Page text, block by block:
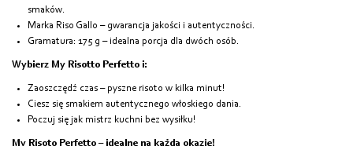
smaków.
Marka Riso Gallo – gwarancja jakości i autentyczności.
Gramatura: 175 g – idealna porcja dla dwóch osób.
Wybierz My Risotto Perfetto i:
Zaoszczędź czas – pyszne risoto w kilka minut!
Ciesz się smakiem autentycznego włoskiego dania.
Poczuj się jak mistrz kuchni bez wysiłku!
My Risoto Perfetto – idealne na każdą okazję!